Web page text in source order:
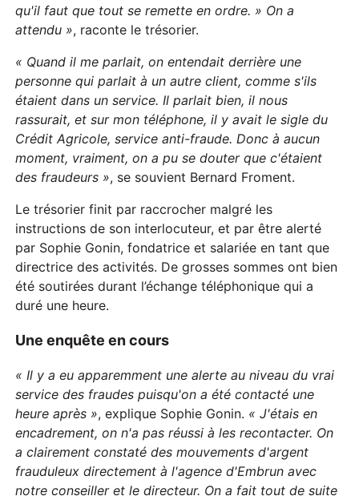
qu'il faut que tout se remette enordre. » On a
attendu », raconte le trésorier.
« Quand il me parlait, on entendait derrière une
personne qui parlait à un autre client, comme s'ils
étaient dans un service. Il parlait bien, il nous
rassurait, et sur mon téléphone, il y avait le sigledu
Crédit Agricole, service anti-fraude. Donc à aucun
moment, vraiment, on a pusedouterque c'étaient
des fraudeurs », se souvient Bernard Froment.
Le trésorier finit par raccrocher malgré les
instructions de son interlocuteur, et par être alerté
par Sophie Gonin, fondatrice et salariée en tant que
directrice des activités. De grosses sommes ont bien
été soutirées durant l’échange téléphonique qui a
duré une heure.
Une enquête en cours
« Il y a eu apparemment une alerte au niveau du vrai
service des fraudes puisqu'on a été contacté une
heure après », explique Sophie Gonin. « J'étais en
encadrement, on n'a pas réussi à les recontacter. On
a clairement constaté des mouvements d'argent
frauduleux directement à l'agence d'Embrun avec
notre conseiller et le directeur. On a fait tout de suite